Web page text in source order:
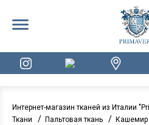
Интернет-магазин тканей из Италии
Ткани / Пальтовая ткань / Кашемир